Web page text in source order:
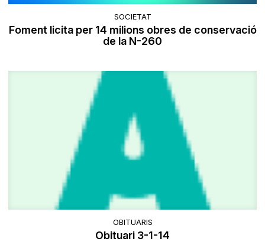
SOCIETAT
Foment licita per 14 milions obres de conservació
de la N-260
OBITUARIS
Obituari 3-1-14